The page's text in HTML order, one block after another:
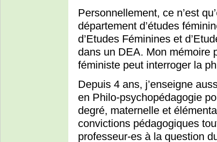
Personnellement, ce n’est
département d’études
d’Etudes Féminines et
dans un DEA. Mon mémoire
féministe peut interroger la
Depuis 4 ans, j’enseigne
en Philo-psychopédagogie
degré, maternelle et
convictions pédagogiques
professeur-es à la question